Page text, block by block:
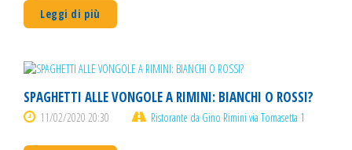
Leggi di più
SPAGHETTI ALLE VONGOLE A RIMINI: BIANCHI O ROSSI?
11/02/2020 20:30 Ristorante da Gino Rimini via Tomasetta 1